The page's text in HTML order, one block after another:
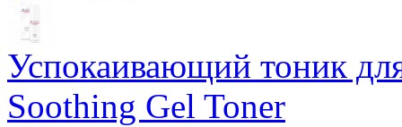
Успокаивающий тоник
Soothing Gel Toner